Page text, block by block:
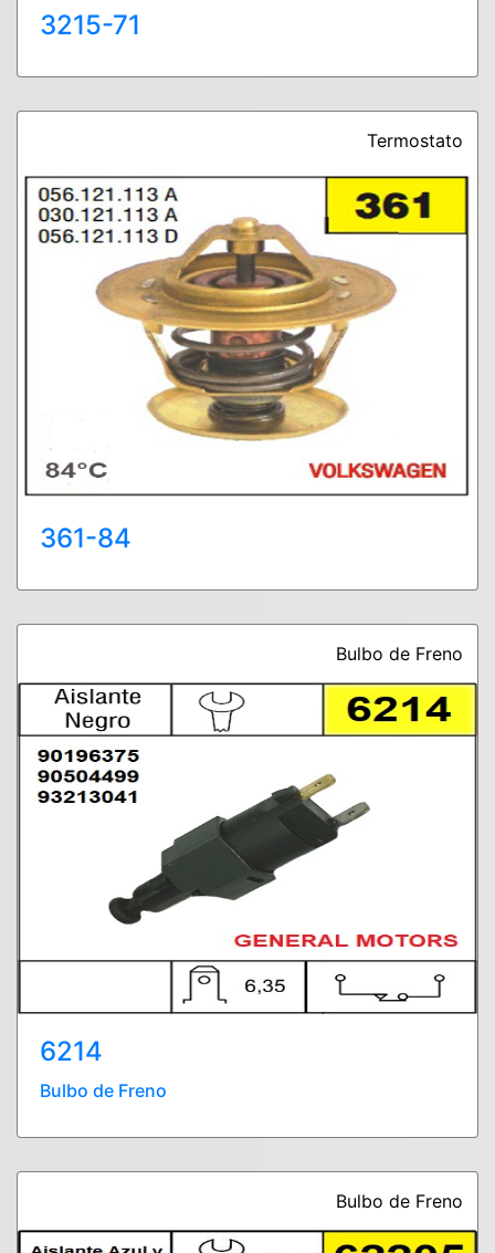
3215-71
Termostato
361-84
Bulbo de Freno
6214
Bulbo de Freno
Bulbo de Freno